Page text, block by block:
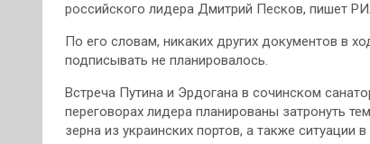
российского лидера Дмитрий Песков, пишет
По его словам, никаких других документов в
подписывать не планировалось.
Встреча Путина и Эрдогана в сочинском
переговорах лидера планированы затронуть
зерна из украинских портов, а также ситуации